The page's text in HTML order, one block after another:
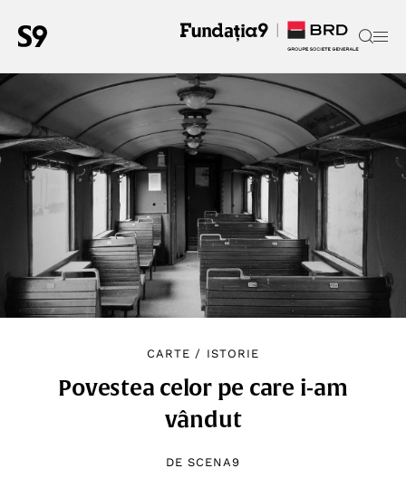
CARTE / ISTORIE
Povestea celor pe care i-am
vândut
DE SCENA9